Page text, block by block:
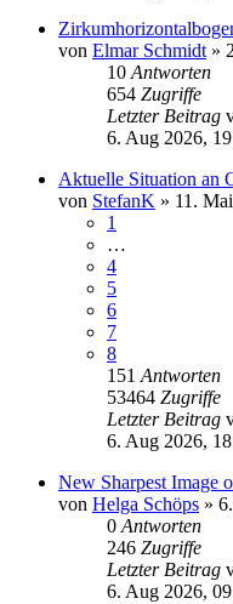
von Elmar Schmidt »
10 Antworten
654 Zugriffe
Letzter Beitrag
6. Aug 2026,
Aktuelle Situation an
von StefanK » 11.
1
…
4
5
6
7
8
151 Antworten
53464 Zugriffe
Letzter Beitrag
6. Aug 2026,
New Sharpest Image
von Helga Schöps »
0 Antworten
246 Zugriffe
Letzter Beitrag
6. Aug 2026,